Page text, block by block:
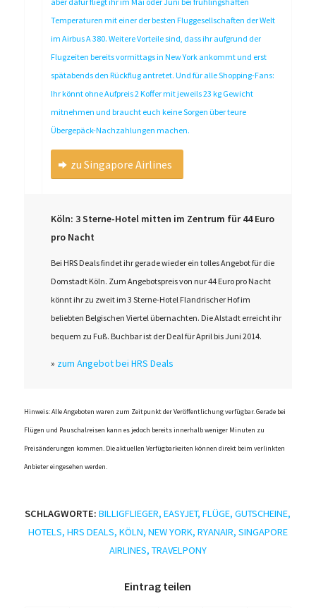
Temperaturen mit einer der besten Fluggesellschaften der Welt
im Airbus A 380. Weitere Vorteile sind, dass ihr aufgrund der
Flugzeiten bereits vormittags in New York ankommt und erst
spätabends den Rückflug antretet. Und für alle Shopping-Fans:
Ihr könnt ohne Aufpreis 2 Koffer mit jeweils 23 kg Gewicht
mitnehmen und braucht euch keine Sorgen über teure
Übergepäck-Nachzahlungen machen.
zu Singapore Airlines
Köln: 3 Sterne-Hotel mitten im Zentrum für 44 Euro
pro Nacht
Bei HRS Deals findet ihr gerade wieder ein tolles Angebot für die
Domstadt Köln. Zum Angebotspreis von nur 44 Euro pro Nacht
könnt ihr zu zweit im 3 Sterne-Hotel Flandrischer Hof im
beliebten Belgischen Viertel übernachten. Die Alstadt erreicht ihr
bequem zu Fuß. Buchbar ist der Deal für April bis Juni 2014.
» zum Angebot bei HRS Deals
Hinweis: Alle Angeboten waren zum Zeitpunkt der Veröffentlichung verfügbar. Gerade bei
Flügen und Pauschalreisen kann es jedoch bereits innerhalb weniger Minuten zu
Preisänderungen kommen. Die aktuellen Verfügbarkeiten können direkt beim verlinkten
Anbieter eingesehen werden.
SCHLAGWORTE: BILLIGFLIEGER,EASYJET,FLÜGE,GUTSCHEINE,
HOTELS, HRS DEALS, KÖLN, NEW YORK, RYANAIR, SINGAPORE
AIRLINES, TRAVELPONY
Eintrag teilen